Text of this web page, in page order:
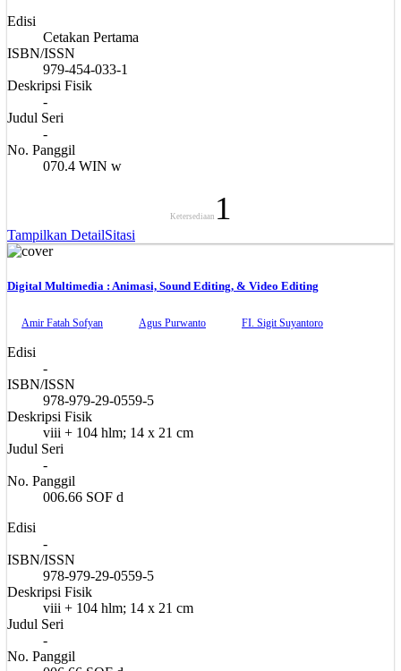
Edisi
Cetakan Pertama
ISBN/ISSN
979-454-033-1
Deskripsi Fisik
-
Judul Seri
-
No. Panggil
070.4 WIN w
Ketersediaan 1
Tampilkan DetailSitasi
Digital Multimedia : Animasi, Sound Editing, & Video Editing
Amir Fatah Sofyan Agus Purwanto FI. Sigit Suyantoro
Edisi
-
ISBN/ISSN
978-979-29-0559-5
Deskripsi Fisik
viii + 104 hlm; 14 x 21 cm
Judul Seri
-
No. Panggil
006.66 SOF d
Edisi
-
ISBN/ISSN
978-979-29-0559-5
Deskripsi Fisik
viii + 104 hlm; 14 x 21 cm
Judul Seri
-
No. Panggil